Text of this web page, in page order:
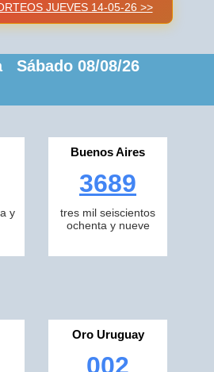
JUEVES 14-05-26 >>
Sábado 08/08/26
y
Buenos Aires
3689
tres mil seiscientos
ochenta y nueve
Oro Uruguay
002